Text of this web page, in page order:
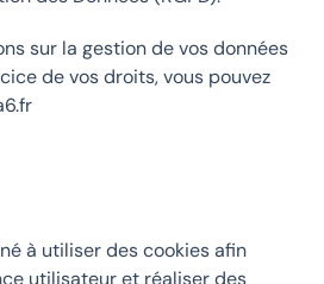
sur la gestion de vos données
de vos droits, vous pouvez
à utiliser des cookies afin
utilisateur et réaliser des